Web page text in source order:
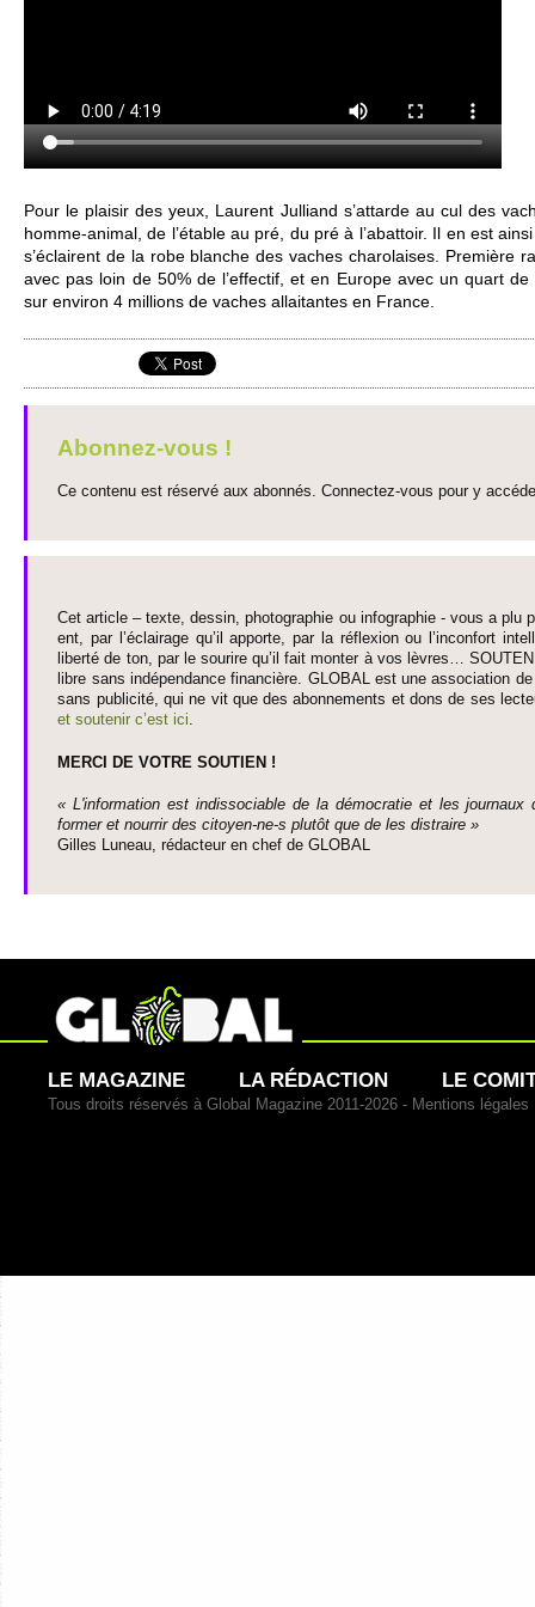
Pour le plaisir des yeux, Laurent Julliand s’attarde au cul des
ho­mme-animal, de l’étable au pré, du pré à l’abattoir. Il en est
s’éclairent de la robe blanche des vaches charo­laises. Première
avec pas loin de 50% de l’effectif, et en Europe avec un quart
sur envi­ron 4 mi­l­lions de vaches allaitantes en France.
Abonnez-vous !
Ce contenu est réservé aux abonnés. Connectez-vous pour y
Cet article – texte, dessin, photographie ou infographie - vous a plu
ent, par l’éclairage qu’il appo­rte, par la réflexion ou l’inconfort
liberté de ton, par le so­urire qu’il fait monter à vos lèvres…
libre sans indépendance financière. GLOBAL est une asso­ci­ation
sans publi­cité, qui ne vit que des abonne­ments et dons de ses
et so­utenir c’est ici
MERCI DE VOTRE SO­UTIEN !
« L'information est indisso­ci­able de la démo­cratie et les journaux
former et nourrir des ci­to­yen-ne-s plutôt que de les dis­traire »
Gi­lles Luneau, rédacteur en chef de GLOBAL
LE MAGAZINE LA RÉDACTION LE
Tous droits réservés à Global Magazine 2011-2026 - Mentions légales